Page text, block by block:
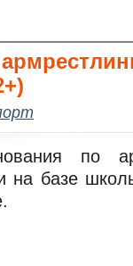
по
на базе